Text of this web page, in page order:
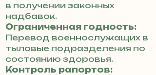
в получении законных
надбавок.
Ограниченная годность:
Перевод военнослужащих в
тыловые подразделения по
состоянию здоровья.
Контроль рапортов: